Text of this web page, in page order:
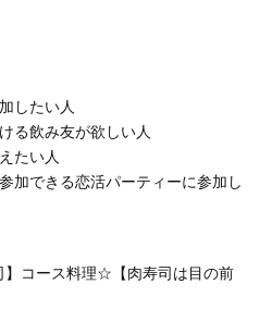
したい人
る飲み友が欲しい人
たい人
加できる恋活パーティーに参加し
】コース料理☆【肉寿司は目の前